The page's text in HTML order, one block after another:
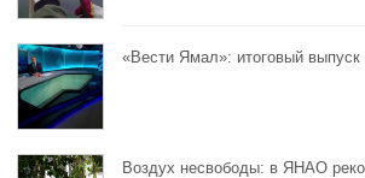
«Вести Ямал»: итоговый выпуск
Воздух несвободы: в ЯНАО